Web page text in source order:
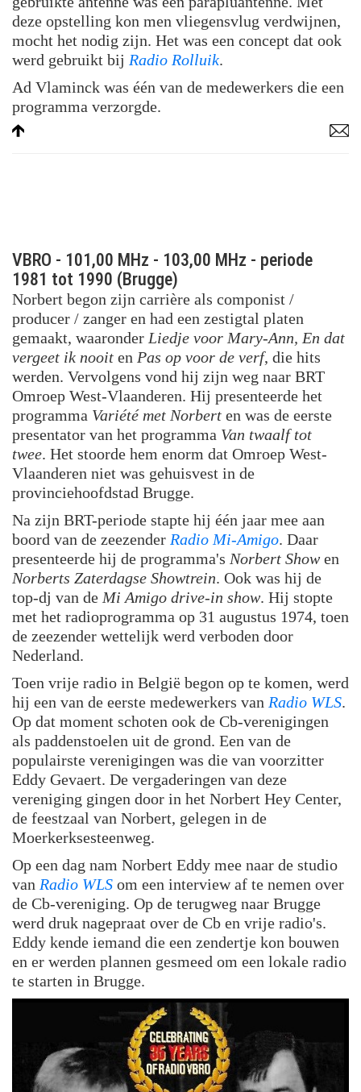
deze opstelling kon men vliegensvlug verdwijnen,
mocht het nodig zijn. Het was een concept dat ook
werd gebruikt bij Radio Rolluik.
Ad Vlaminck was één van de medewerkers die een
programma verzorgde.
VBRO - 101,00 MHz - 103,00 MHz - periode
1981 tot 1990 (Brugge)
Norbert begon zijn carrière als componist /
producer / zanger en had een zestigtal platen
gemaakt, waaronder Liedje voor Mary-Ann, En dat
vergeet ik nooit en Pas op voor de verf, die hits
werden. Vervolgens vond hij zijn weg naar BRT
Omroep West-Vlaanderen. Hij presenteerde het
programma Variété met Norbert en was de eerste
presentator van het programma Van twaalf tot
twee. Het stoorde hem enorm dat Omroep West-
Vlaanderen niet was gehuisvest in de
provinciehoofdstad Brugge.
Na zijn BRT-periode stapte hij één jaar mee aan
boord van de zeezender Radio Mi-Amigo. Daar
presenteerde hij de programma's Norbert Show en
Norberts Zaterdagse Showtrein. Ook was hij de
top-dj van de Mi Amigo drive-in show. Hij stopte
met het radioprogramma op 31 augustus 1974, toen
de zeezender wettelijk werd verboden door
Nederland.
Toen vrije radio in België begon op te komen, werd
hij een van de eerste medewerkers van Radio WLS.
Op dat moment schoten ook de Cb-verenigingen
als paddenstoelen uit de grond. Een van de
populairste verenigingen was die van voorzitter
Eddy Gevaert. De vergaderingen van deze
vereniging gingen door in het Norbert Hey Center,
de feestzaal van Norbert, gelegen in de
Moerkerksesteenweg.
Op een dag nam Norbert Eddy mee naar de studio
van Radio WLS om een interview af te nemen over
de Cb-vereniging. Op de terugweg naar Brugge
werd druk nagepraat over de Cb en vrije radio's.
Eddy kende iemand die een zendertje kon bouwen
en er werden plannen gesmeed om een lokale radio
te starten in Brugge.